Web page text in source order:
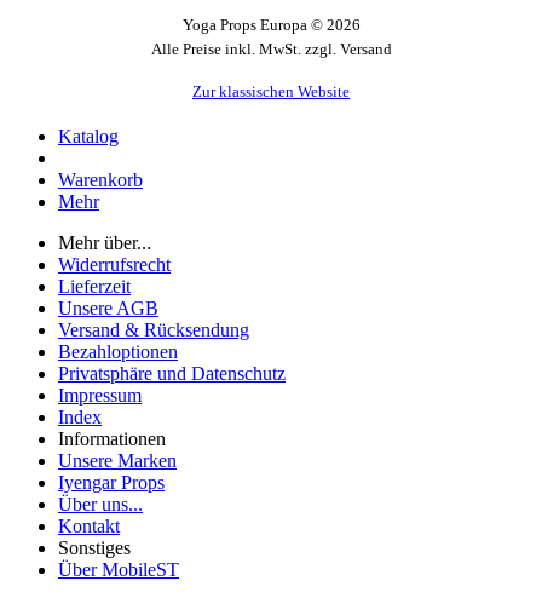
Yoga Props Europa © 2026
Alle Preise inkl. MwSt. zzgl. Versand
Zur klassischen Website
Katalog
Warenkorb
Mehr
Mehr über...
Widerrufsrecht
Lieferzeit
Unsere AGB
Versand & Rücksendung
Bezahloptionen
Privatsphäre und Datenschutz
Impressum
Index
Informationen
Unsere Marken
Iyengar Props
Über uns...
Kontakt
Sonstiges
Über MobileST